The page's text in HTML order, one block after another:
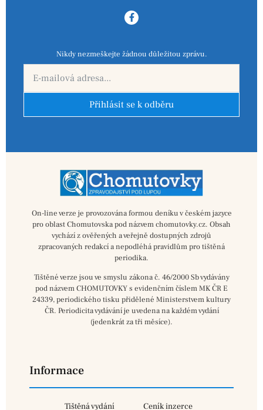
Nikdy nezmeškejte žádnou důležitou zprávu.
Přihlásit se k odběru
On-line verze je provozována formou deníku v českém jazyce
pro oblast Chomutovska pod názvem chomutovky.cz. Obsah
vychází z ověřených a veřejně dostupných zdrojů
zpracovaných redakcí a nepodléhá pravidlům pro tištěná
periodika.
Tištěné verze jsou ve smyslu zákona č. 46/2000 Sb vydávány
pod názvem CHOMUTOVKY s evidenčním číslem MK ČR E
24339, periodického tisku přidělené Ministerstvem kultury
ČR. Periodicita vydávání je uvedena na každém vydání
(jedenkrát za tři měsíce).
Informace
Tištěná vydání Ceník inzerce